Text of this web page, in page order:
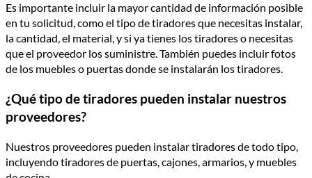
Es importante incluir la mayor cantidad de información posible
en tu solicitud, como el tipo de tiradores que necesitas instalar,
la cantidad, el material, y si ya tienes los tiradores o necesitas
que el proveedor los suministre. También puedes incluir fotos
de los muebles o puertas donde se instalarán los tiradores.
¿Qué tipo de tiradores pueden instalar nuestros
proveedores?
Nuestros proveedores pueden instalar tiradores de todo tipo,
incluyendo tiradores de puertas, cajones, armarios, y muebles